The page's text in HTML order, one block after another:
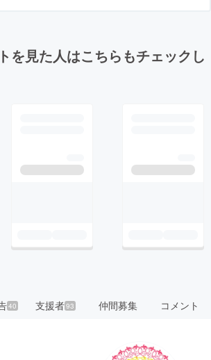
を見た人はこちらもチェックし
40 支援者93 仲間募集 コメント